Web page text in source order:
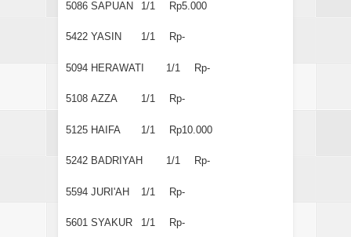
5086 SAPUAN 1/1 Rp5.000
5422 YASIN 1/1 Rp-
5094 HERAWATI 1/1 Rp-
5108 AZZA 1/1 Rp-
5125 HAIFA 1/1 Rp10.000
5242 BADRIYAH 1/1 Rp-
5594 JURI'AH 1/1 Rp-
5601 SYAKUR 1/1 Rp-